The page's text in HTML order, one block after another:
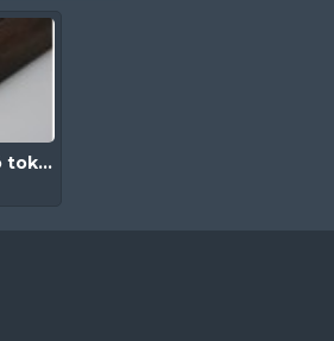
Mobil szúnyogháló tok (Dió | Fóliás | Insecta)